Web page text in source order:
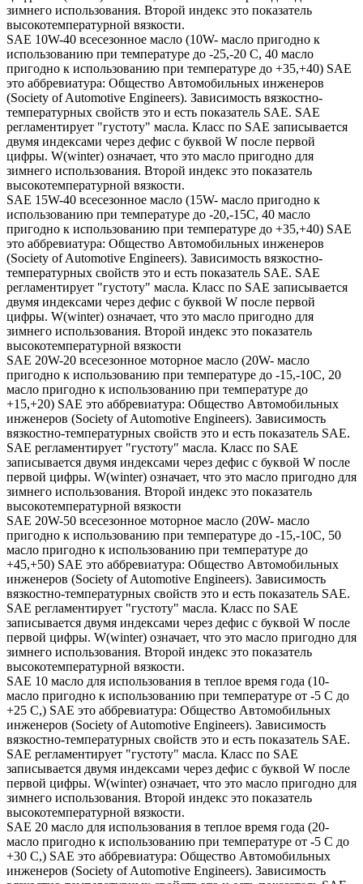
зимнего использования. Второй индекс это показатель
высокотемпературной вязкости.
SAE 10W-40 всесезонное масло (10W- масло пригодно к
использованию при температуре до -25,-20 С, 40 масло
пригодно к использованию при температуре до +35,+40) SAE
это аббревиатура: Общество Автомобильных инженеров
(Society of Automotive Engineers). Зависимость вязкостно-
температурных свойств это и есть показатель SAE. SAE
регламентирует "густоту" масла. Класс по SAE записывается
двумя индексами через дефис с буквой W после первой
цифры. W(winter) означает, что это масло пригодно для
зимнего использования. Второй индекс это показатель
высокотемпературной вязкости.
SAE 15W-40 всесезонное масло (15W- масло пригодно к
использованию при температуре до -20,-15С, 40 масло
пригодно к использованию при температуре до +35,+40) SAE
это аббревиатура: Общество Автомобильных инженеров
(Society of Automotive Engineers). Зависимость вязкостно-
температурных свойств это и есть показатель SAE. SAE
регламентирует "густоту" масла. Класс по SAE записывается
двумя индексами через дефис с буквой W после первой
цифры. W(winter) означает, что это масло пригодно для
зимнего использования. Второй индекс это показатель
высокотемпературной вязкости
SAE 20W-20 всесезонное моторное масло (20W- масло
пригодно к использованию при температуре до -15,-10С, 20
масло пригодно к использованию при температуре до
+15,+20) SAE это аббревиатура: Общество Автомобильных
инженеров (Society of Automotive Engineers). Зависимость
вязкостно-температурных свойств это и есть показатель SAE.
SAE регламентирует "густоту" масла. Класс по SAE
записывается двумя индексами через дефис с буквой W после
первой цифры. W(winter) означает, что это масло пригодно для
зимнего использования. Второй индекс это показатель
высокотемпературной вязкости
SAE 20W-50 всесезонное моторное масло (20W- масло
пригодно к использованию при температуре до -15,-10С, 50
масло пригодно к использованию при температуре до
+45,+50) SAE это аббревиатура: Общество Автомобильных
инженеров (Society of Automotive Engineers). Зависимость
вязкостно-температурных свойств это и есть показатель SAE.
SAE регламентирует "густоту" масла. Класс по SAE
записывается двумя индексами через дефис с буквой W после
первой цифры. W(winter) означает, что это масло пригодно для
зимнего использования. Второй индекс это показатель
высокотемпературной вязкости.
SAE 10 масло для использования в теплое время года (10-
масло пригодно к использованию при температуре от -5 С до
+25 С,) SAE это аббревиатура: Общество Автомобильных
инженеров (Society of Automotive Engineers). Зависимость
вязкостно-температурных свойств это и есть показатель SAE.
SAE регламентирует "густоту" масла. Класс по SAE
записывается двумя индексами через дефис с буквой W после
первой цифры. W(winter) означает, что это масло пригодно для
зимнего использования. Второй индекс это показатель
высокотемпературной вязкости.
SAE 20 масло для использования в теплое время года (20-
масло пригодно к использованию при температуре от -5 С до
+30 С,) SAE это аббревиатура: Общество Автомобильных
инженеров (Society of Automotive Engineers). Зависимость